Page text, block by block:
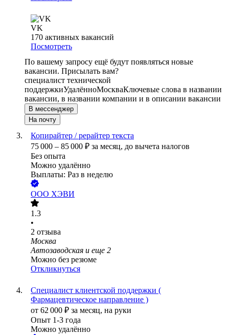
VK
170 активных вакансий
Посмотреть
По вашему запросу ещё будут появляться новые
вакансии. Присылать вам?
специалист технической
поддержкиУдалённоМоскваКлючевые слова в названии
вакансии, в названии компании и в описании вакансии
В мессенджер
На почту
Копирайтер / рерайтер текста
75 000 – 85 000 ₽ за месяц, до вычета налогов
Без опыта
Можно удалённо
Выплаты: Раз в неделю
ООО ХЭВИ
1.3
•
2 отзыва
Москва
Автозаводская и еще 2
Можно без резюме
Откликнуться
Специалист клиентской поддержки (
Фармацевтическое направление )
от 62 000 ₽ за месяц, на руки
Опыт 1-3 года
Можно удалённо